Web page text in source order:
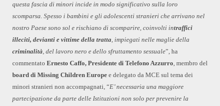
questa fascia di minori incide in modo significativo sulla loro
scomparsa. Spesso i bambini e gli adolescenti stranieri che arrivano nel
nostro Paese sono sol e rischiano di scomparire, coinvolti intraffici
illeciti, devianti e vittime della tratta, impiegati nelle maglie della
criminalità, del lavoro nero e dello sfruttamento sessuale”, ha
commentato Ernesto Caffo, Presidente di Telefono Azzurro, membro del
board di Missing Children Europe e delegato da MCE sul tema dei
minori stranieri non accompagnati, “E’ necessaria una maggiore
partecipazione da parte delle Istituzioni non solo per prevenire la